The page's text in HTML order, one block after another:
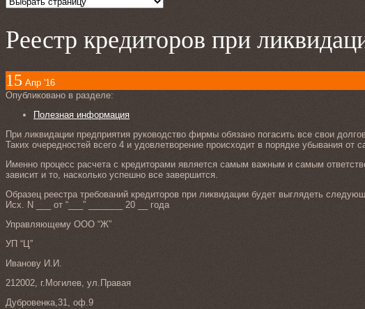
Реестр кредиторов при
15 Апр '16
Опубликовано в разделе:
Полезная информация
При ликвидации предприятия руководство фирмы обязано погасить все свои
Таких очередностей всего 4 и удовлетворение происходит в порядке убывания
Именно процесс расчета с кредиторами является самым важным и самым
зависит и то, насколько успешно все завершится.
Образец реестра требований кредиторов при ликвидации будет выглядеть
Исх. N ___ от “___” _______ 20 __ года
Управляющему ООО “Ж”
УП “Ц”
Иванову И.И.
212002, г.Могилев, ул.Правая
Дубровенка,31, оф.9